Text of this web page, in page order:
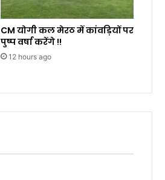
CM योगी कल मेरठ में कांवड़ियों पर
पुष्प वर्षा करेंगे !!
12 hours ago